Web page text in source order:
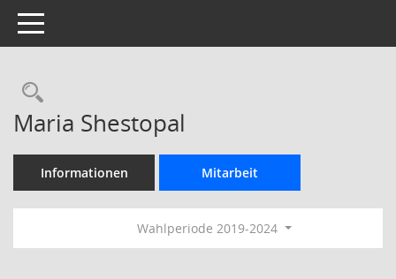
Toggle navigation
Rechercheauswahl
Maria Shestopal
Informationen Mitarbeit
Wahlperiode 2019-2024